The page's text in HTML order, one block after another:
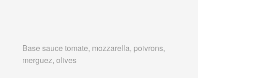
Base sauce tomate, mozzarella, poivrons,
merguez, olives